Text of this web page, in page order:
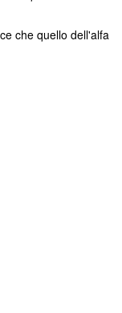
che quello dell'alfa